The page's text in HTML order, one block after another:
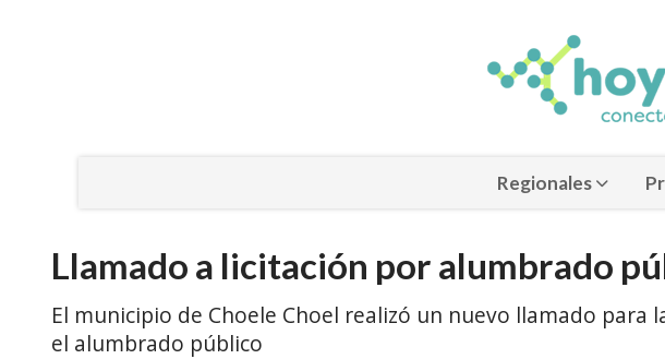
Regionales
Llamado a licitación por alumbrado
El municipio de Choele Choel realizó un nuevo llamado para
el alumbrado público